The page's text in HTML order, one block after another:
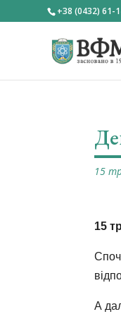
+38 (0432) 61-
15
15
А